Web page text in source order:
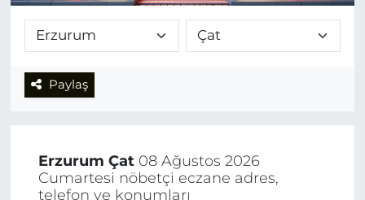
Paylaş
Erzurum Çat08 Ağustos 2026
Cumartesi nöbetçi eczane adres,
telefon ve konumları